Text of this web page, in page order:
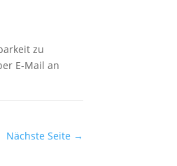
zu
E-Mail an
Nächste Seite →